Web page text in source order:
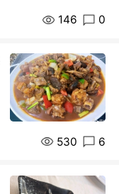
146 0
530 6